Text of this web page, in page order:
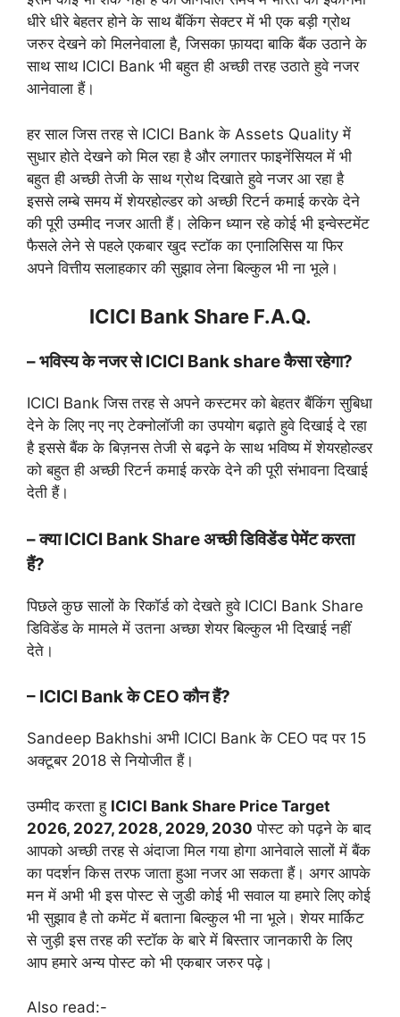
धीरे धीरे बेहतर होने के साथ बैंकिंग सेक्टर में भी एक बड़ी ग्रोथ
जरुर देखने को मिलनेवाला है, जिसका फ़ायदा बाकि बैंक उठाने के
साथ साथ ICICI Bank भी बहुत ही अच्छी तरह उठाते हुवे नजर
आनेवाला हैं।
हर साल जिस तरह से ICICI Bank के Assets Quality में
सुधार होते देखने को मिल रहा है और लगातर फाइनेंसियल में भी
बहुत ही अच्छी तेजी के साथ ग्रोथ दिखाते हुवे नजर आ रहा है
इससे लम्बे समय में शेयरहोल्डर को अच्छी रिटर्न कमाई करके देने
की पूरी उम्मीद नजर आती हैं। लेकिन ध्यान रहे कोई भी इन्वेस्टमेंट
फैसले लेने से पहले एकबार खुद स्टॉक का एनालिसिस या फिर
अपने वित्तीय सलाहकार की सुझाव लेना बिल्कुल भी ना भूले।
ICICI Bank Share F.A.Q.
– भविस्य के नजर से ICICI Bank share कैसा रहेगा?
ICICI Bank जिस तरह से अपने कस्टमर को बेहतर बैंकिंग सुबिधा
देने के लिए नए नए टेक्नोलॉजी का उपयोग बढ़ाते हुवे दिखाई दे रहा
है इससे बैंक के बिज़नस तेजी से बढ़ने के साथ भविष्य में शेयरहोल्डर
को बहुत ही अच्छी रिटर्न कमाई करके देने की पूरी संभावना दिखाई
देती हैं।
– क्या ICICI Bank Share अच्छी डिविडेंड पेमेंट करता
हैं?
पिछले कुछ सालों के रिकॉर्ड को देखते हुवे ICICI Bank Share
डिविडेंड के मामले में उतना अच्छा शेयर बिल्कुल भी दिखाई नहीं
देते।
– ICICI Bank के CEO कौन हैं?
Sandeep Bakhshi अभी ICICI Bank के CEO पद पर 15
अक्टूबर 2018 से नियोजीत हैं।
उम्मीद करता हु ICICI Bank Share Price Target
2026, 2027, 2028, 2029, 2030 पोस्ट को पढ़ने के बाद
आपको अच्छी तरह से अंदाजा मिल गया होगा आनेवाले सालों में बैंक
का पदर्शन किस तरफ जाता हुआ नजर आ सकता हैं। अगर आपके
मन में अभी भी इस पोस्ट से जुडी कोई भी सवाल या हमारे लिए कोई
भी सुझाव है तो कमेंट में बताना बिल्कुल भी ना भूले। शेयर मार्किट
से जुड़ी इस तरह की स्टॉक के बारे में बिस्तार जानकारी के लिए
आप हमारे अन्य पोस्ट को भी एकबार जरुर पढ़े।
Also read:-